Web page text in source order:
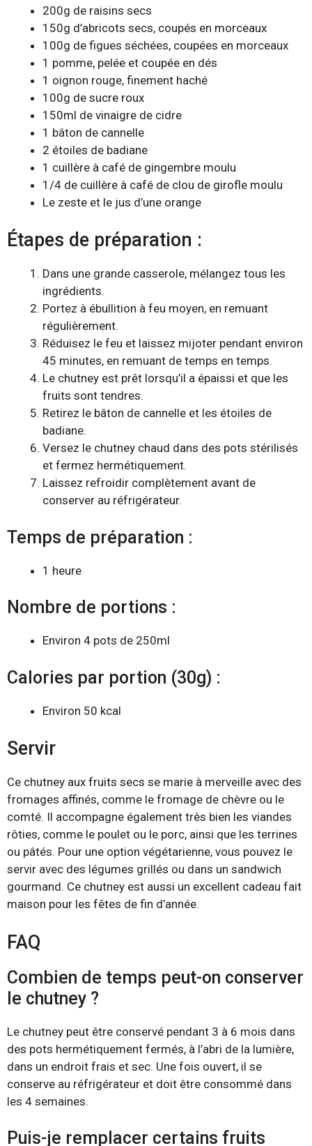
200g de raisins secs
150g d’abricots secs, coupés en morceaux
100g de figues séchées, coupées en morceaux
1 pomme, pelée et coupée en dés
1 oignon rouge, finement haché
100g de sucre roux
150ml de vinaigre de cidre
1 bâton de cannelle
2 étoiles de badiane
1 cuillère à café de gingembre moulu
1/4 de cuillère à café de clou de girofle moulu
Le zeste et le jus d’une orange
Étapes de préparation :
Dans une grande casserole, mélangez tous les
ingrédients.
Portez à ébullition à feu moyen, en remuant
régulièrement.
Réduisez le feu et laissez mijoter pendant environ
45 minutes, en remuant de temps en temps.
Le chutney est prêt lorsqu’il a épaissi et que les
fruits sont tendres.
Retirez le bâton de cannelle et les étoiles de
badiane.
Versez le chutney chaud dans des pots stérilisés
et fermez hermétiquement.
Laissez refroidir complètement avant de
conserver au réfrigérateur.
Temps de préparation :
1 heure
Nombre de portions :
Environ 4 pots de 250ml
Calories par portion (30g) :
Environ 50 kcal
Servir
Ce chutney aux fruits secs se marie à merveille avec des
fromages affinés, comme le fromage de chèvre ou le
comté. Il accompagne également très bien les viandes
rôties, comme le poulet ou le porc, ainsi que les terrines
ou pâtés. Pour une option végétarienne, vous pouvez le
servir avec des légumes grillés ou dans un sandwich
gourmand. Ce chutney est aussi un excellent cadeau fait
maison pour les fêtes de fin d’année.
FAQ
Combien de temps peut-on conserver
le chutney ?
Le chutney peut être conservé pendant 3 à 6 mois dans
des pots hermétiquement fermés, à l’abri de la lumière,
dans un endroit frais et sec. Une fois ouvert, il se
conserve au réfrigérateur et doit être consommé dans
les 4 semaines.
Puis-je remplacer certains fruits